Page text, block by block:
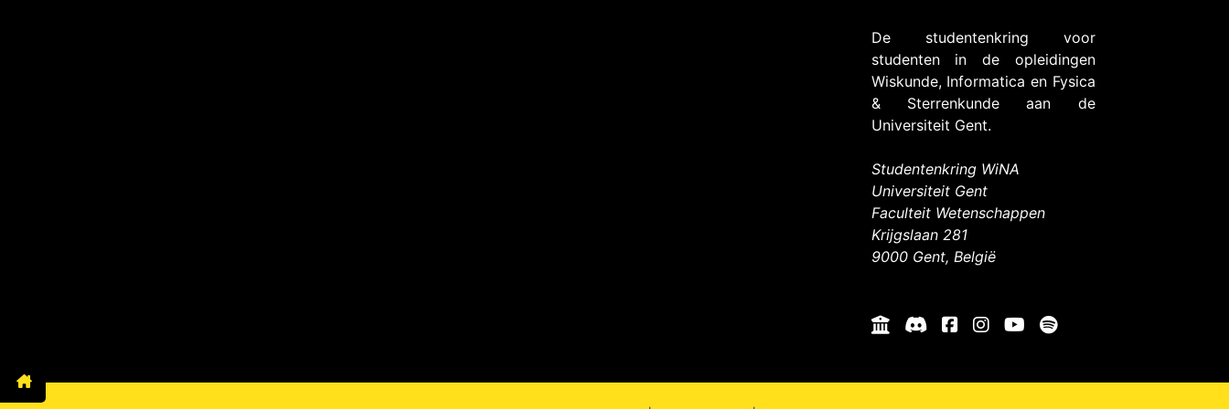
De studentenkring voor
studenten in de opleidingen
Wiskunde, Informatica en Fysica
& Sterrenkunde aan de
Universiteit Gent.
Studentenkring WiNA
Universiteit Gent
Faculteit Wetenschappen
Krijgslaan 281
9000 Gent, België